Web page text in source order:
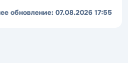
обновление: 07.08.2026 17:55